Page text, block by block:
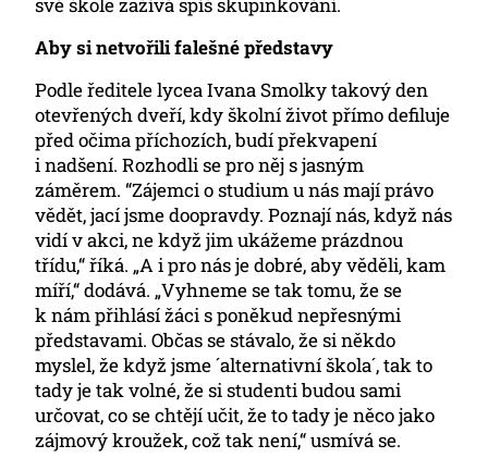
Aby si netvořili falešné představy
Podle ředitele lycea Ivana Smolky takový den
otevřených dveří, kdy školní život přímo defiluje
před očima příchozích, budí překvapení
i nadšení. Rozhodli se pro něj s jasným
záměrem. “Zájemci o studium u nás mají právo
vědět, jací jsme doopravdy. Poznají nás, když nás
vidí v akci, ne když jim ukážeme prázdnou
třídu,“ říká. „A i pro nás je dobré, aby věděli, kam
míří,“ dodává. „Vyhneme se tak tomu, že se
k nám přihlásí žáci s poněkud nepřesnými
představami. Občas se stávalo, že si někdo
myslel, že když jsme ´alternativní škola´, tak to
tady je tak volné, že si studenti budou sami
určovat, co se chtějí učit, že to tady je něco jako
zájmový kroužek, což tak není,“ usmívá se.